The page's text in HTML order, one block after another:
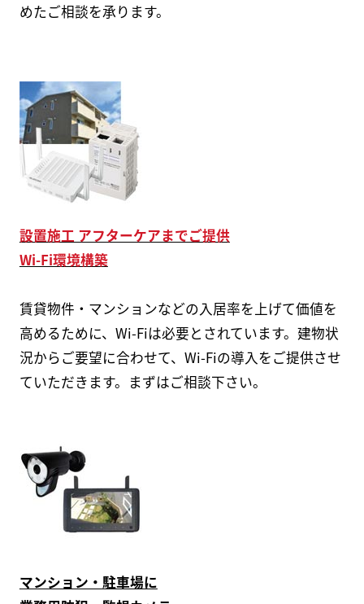
めたご相談を承ります。
設置施工 アフターケアまでご提供
Wi-Fi環境構築
賃貸物件・マンションなどの入居率を上げて価値を
高めるために、Wi-Fiは必要とされています。建物状
況からご要望に合わせて、Wi-Fiの導入をご提供させ
ていただきます。まずはご相談下さい。
マンション・駐車場に